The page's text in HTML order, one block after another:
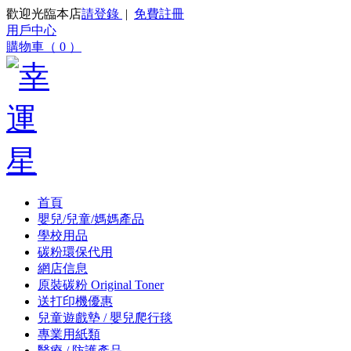
歡迎光臨本店請登錄 | 免費註冊
用戶中心
購物車（ 0 ）
首頁
嬰兒/兒童/媽媽產品
學校用品
碳粉環保代用
網店信息
原裝碳粉 Original Toner
送打印機優惠
兒童遊戲墊 / 嬰兒爬行毯
專業用紙類